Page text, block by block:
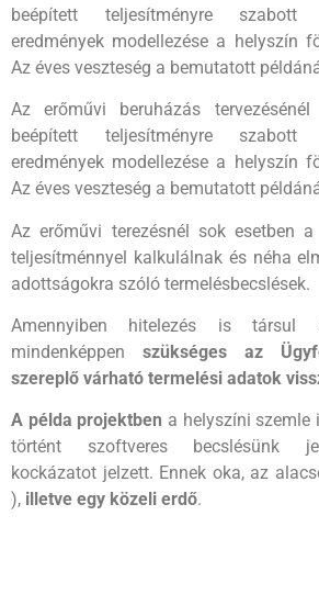
beépített teljesítményre szabott
eredmények modellezése a helyszín
Az éves veszteség a bemutatott
Az erőművi beruházás
beépített teljesítményre szabott
eredmények modellezése a helyszín
Az éves veszteség a bemutatott
Az erőművi terezésnél sok esetben
teljesítménnyel kalkulálnak és néha
adottságokra szóló termelésbecslések.
Amennyiben hitelezés is társul
mindenképpen szükséges az
szereplő várható termelési adatok
A példa projektben a helyszíni szemle
történt szoftveres becslésünk
kockázatot jelzett. Ennek oka, az
), illetve egy közeli erdő.